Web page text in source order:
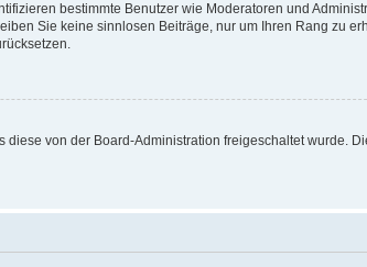
bestimmte Benutzer wie Moderatoren und
Sie keine sinnlosen Beiträge, nur um Ihren Rang zu
von der Board-Administration freigeschaltet wurde.